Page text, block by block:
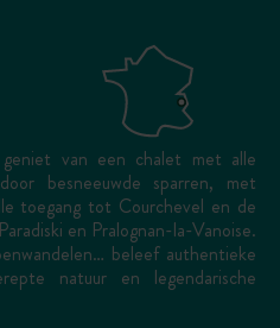
van een chalet met alle
besneeuwde sparren, met
toegang tot Courchevel en de
en Pralognan-la-Vanoise.
beleef authentieke
natuur en legendarische